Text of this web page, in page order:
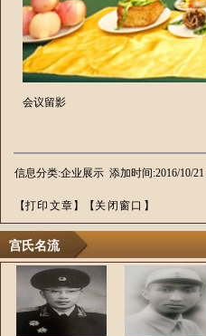
会议留影
信息分类:企业展示 添加时间:2016/10/
【打印文章 】【 关闭窗口 】
宫氏名流